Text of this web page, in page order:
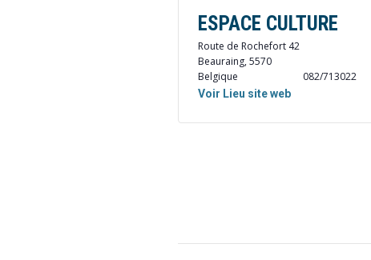
ESPACE CULTURE
Route de Rochefort 42
Beauraing,5570
Belgique
082/713022
Voir Lieu site web